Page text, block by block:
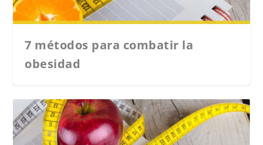
7 métodos para combatir la
obesidad